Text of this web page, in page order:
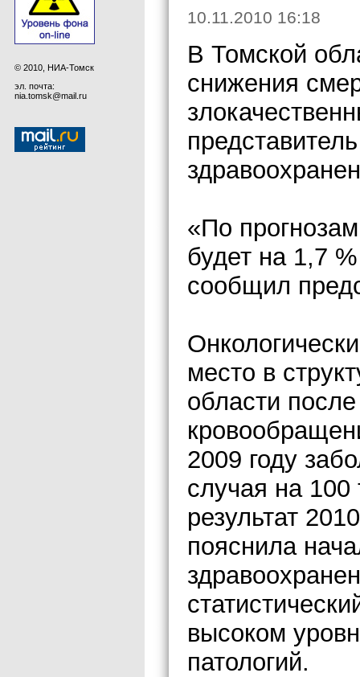
© 2010, НИА-Томск
эл. почта:
nia.tomsk@mail.ru
10.11.2010 16:18
В Томской
снижения
«По
будет на 1,7
сообщил
место в
области
2009 году
случая на
результат
пояснила
высоком
патологий.